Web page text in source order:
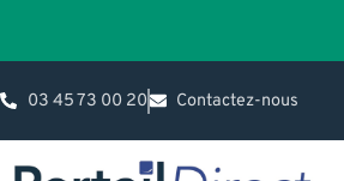
03 45 73 00 20 Contactez-nous